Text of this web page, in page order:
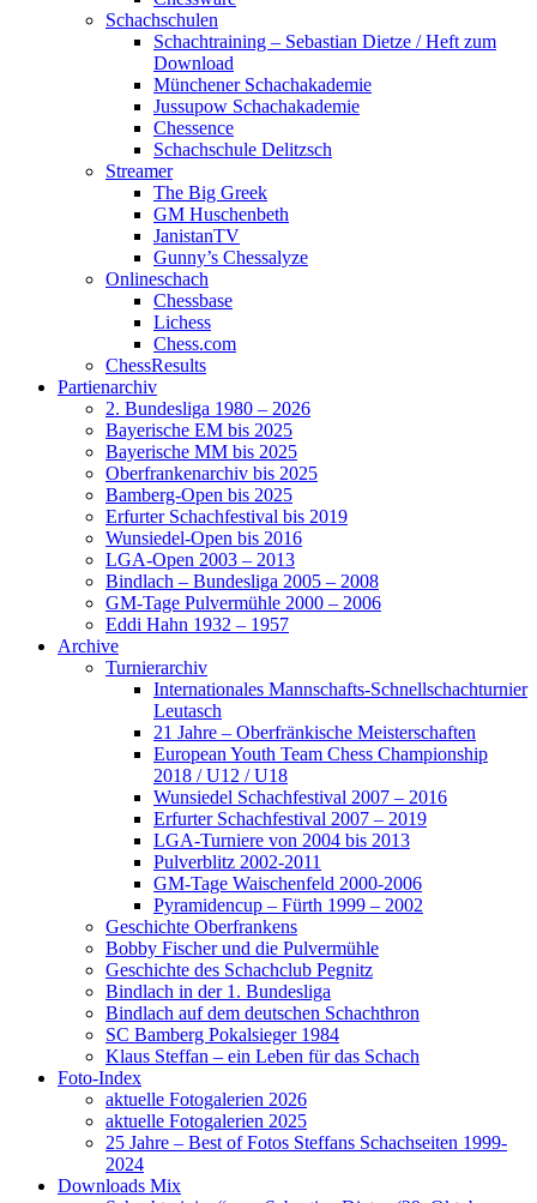
Schachschulen
Schachtraining – Sebastian Dietze / Heft zum
Download
Münchener Schachakademie
Jussupow Schachakademie
Chessence
Schachschule Delitzsch
Streamer
The Big Greek
GM Huschenbeth
JanistanTV
Gunny’s Chessalyze
Onlineschach
Chessbase
Lichess
Chess.com
ChessResults
Partienarchiv
2. Bundesliga 1980 – 2026
Bayerische EM bis 2025
Bayerische MM bis 2025
Oberfrankenarchiv bis 2025
Bamberg-Open bis 2025
Erfurter Schachfestival bis 2019
Wunsiedel-Open bis 2016
LGA-Open 2003 – 2013
Bindlach – Bundesliga 2005 – 2008
GM-Tage Pulvermühle 2000 – 2006
Eddi Hahn 1932 – 1957
Archive
Turnierarchiv
Internationales Mannschafts-Schnellschachturnier
Leutasch
21 Jahre – Oberfränkische Meisterschaften
European Youth Team Chess Championship
2018 / U12 / U18
Wunsiedel Schachfestival 2007 – 2016
Erfurter Schachfestival 2007 – 2019
LGA-Turniere von 2004 bis 2013
Pulverblitz 2002-2011
GM-Tage Waischenfeld 2000-2006
Pyramidencup – Fürth 1999 – 2002
Geschichte Oberfrankens
Bobby Fischer und die Pulvermühle
Geschichte des Schachclub Pegnitz
Bindlach in der 1. Bundesliga
Bindlach auf dem deutschen Schachthron
SC Bamberg Pokalsieger 1984
Klaus Steffan – ein Leben für das Schach
Foto-Index
aktuelle Fotogalerien 2026
aktuelle Fotogalerien 2025
25 Jahre – Best of Fotos Steffans Schachseiten 1999-
2024
Downloads Mix